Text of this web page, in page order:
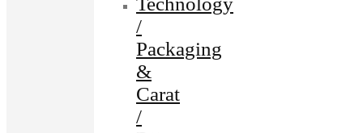
/
Packaging
&
Carat
/